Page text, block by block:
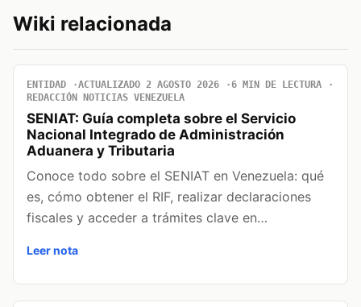
Wiki relacionada
ENTIDAD ACTUALIZADO 2 AGOSTO 2026
6 MIN DE LECTURA
REDACCIÓN NOTICIAS VENEZUELA
SENIAT: Guía completa sobre el Servicio
Nacional Integrado de Administración
Aduanera y Tributaria
Conoce todo sobre el SENIAT en Venezuela: qué
es, cómo obtener el RIF, realizar declaraciones
fiscales y acceder a trámites clave en…
Leer nota